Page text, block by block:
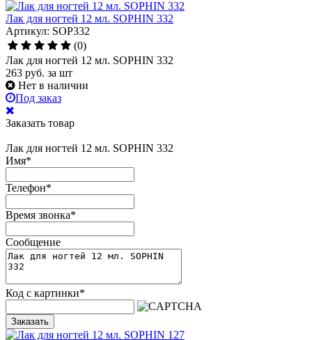
Лак для ногтей 12 мл. SOPHIN 332
Артикул: SOP332
(0)
Лак для ногтей 12 мл. SOPHIN 332
263 руб. за шт
Нет в наличии
Под заказ
Заказать товар
Лак для ногтей 12 мл. SOPHIN 332
Имя*
Телефон*
Время звонка*
Сообщение
Код с картинки*
Заказать